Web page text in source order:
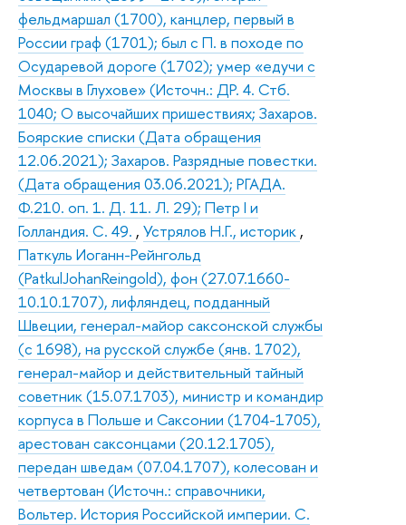
фельдмаршал (1700), канцлер, первый в
России граф (1701); был с П. в походе по
Осударевой дороге (1702); умер «едучи с
Москвы в Глухове» (Источн.: ДР. 4. Стб.
1040; О высочайших пришествиях; Захаров.
Боярские списки (Дата обращения
12.06.2021); Захаров. Разрядные повестки.
(Дата обращения 03.06.2021); РГАДА.
Ф.210. оп. 1. Д. 11. Л. 29); Петр I и
Голландия. С. 49. , Устрялов Н.Г., историк ,
Паткуль Иоганн-Рейнгольд
(PatkulJohanReingold), фон (27.07.1660-
10.10.1707), лифляндец, подданный
Швеции, генерал-майор саксонской службы
(с 1698), на русской службе (янв. 1702),
генерал-майор и действительный тайный
советник (15.07.1703), министр и командир
корпуса в Польше и Саксонии (1704-1705),
арестован саксонцами (20.12.1705),
передан шведам (07.04.1707), колесован и
четвертован (Источн.: справочники,
Вольтер. История Российской империи. С.